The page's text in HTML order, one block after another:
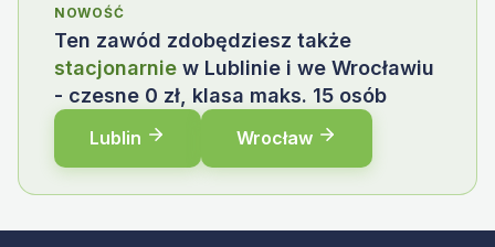
NOWOŚĆ
Ten zawód zdobędziesz także
stacjonarnie w Lublinie i we Wrocławiu
- czesne 0 zł, klasa maks. 15 osób
Lublin Wrocław